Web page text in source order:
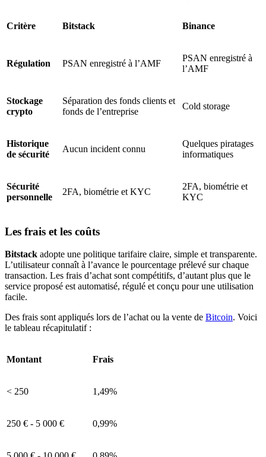
Critère Bitstack Binance
Régulation PSAN enregistré à l’AMF
PSAN enregistré à
l’AMF
Stockage
crypto
Séparation des fonds clients et
fonds de l’entreprise
Cold storage
Historique
de sécurité
Aucun incident connu
Quelques piratages
informatiques
Sécurité
personnelle
2FA, biométrie et KYC
2FA, biométrie et
KYC
Les frais et les coûts
Bitstack adopte une politique tarifaire claire, simple et transparente.
L’utilisateur connaît à l’avance le pourcentage prélevé sur chaque
transaction. Les frais d’achat sont compétitifs, d’autant plus que le
service proposé est automatisé, régulé et conçu pour une utilisation
facile.
Des frais sont appliqués lors de l’achat ou la vente de Bitcoin. Voici
le tableau récapitulatif :
Montant Frais
< 250 1,49%
250 € - 5 000 € 0,99%